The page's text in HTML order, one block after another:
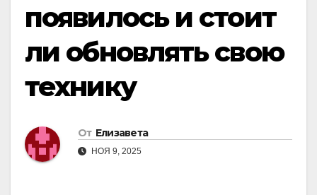
появилось и стоит
ли обновлять свою
технику
От Елизавета
НОЯ 9, 2025